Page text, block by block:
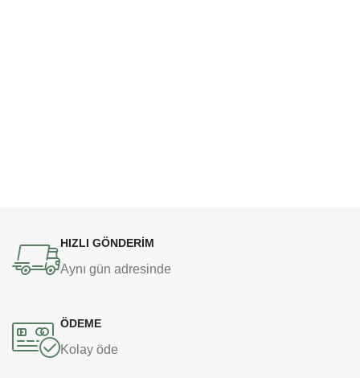
HIZLI GÖNDERİM
Aynı gün adresinde
ÖDEME
Kolay öde